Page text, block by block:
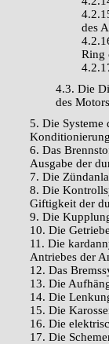
des
Ring
4.3. Die
des
5. Die Systeme
Konditionierung
6. Das
Ausgabe der
7. Die
8. Die
Giftigkeit der
9. Die
10. Die Getriebe
11. Die
Antriebes der
12. Das
13. Die
14. Die
15. Die
16. Die
17. Die